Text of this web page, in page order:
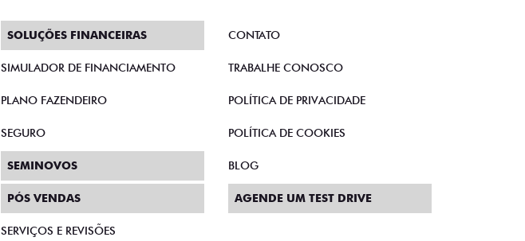
SOLUÇÕES FINANCEIRAS
SIMULADOR DE FINANCIAMENTO
PLANO FAZENDEIRO
SEGURO
SEMINOVOS
PÓS VENDAS
SERVIÇOS E REVISÕES
CONTATO
TRABALHE CONOSCO
POLÍTICA DE PRIVACIDADE
POLÍTICA DE COOKIES
BLOG
AGENDE UM TEST DRIVE